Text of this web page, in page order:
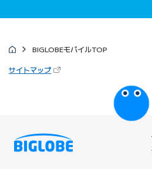
BIGLOBEモバイルTOP
サイトマップ（新しいタブで開きます）